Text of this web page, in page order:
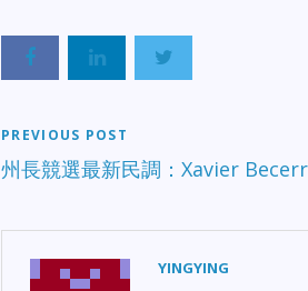
PREVIOUS POST
州長競選最新民調：Xavier
YINGYING